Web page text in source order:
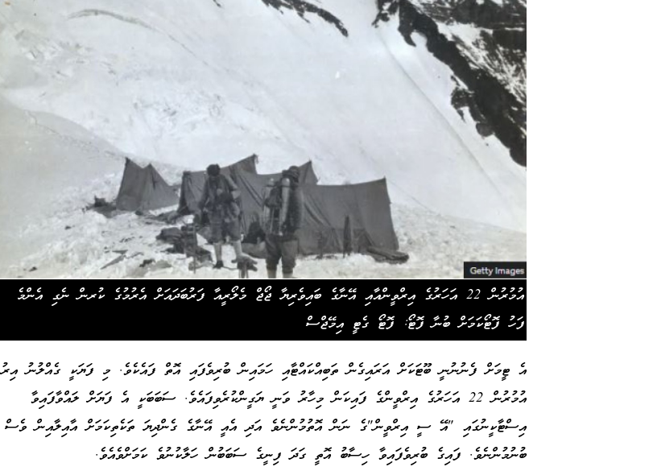
އުމުރުން 22 އަހަރުގެ އިރްވީންއާއި އޭނާގެ ބައިވެރިޔާ ޖޯޖް މެލޯރީއާ ފަރުބަދައަށް އެރުމުގެ ކުރން ނެގި އެންމެ
ފަހު ފޮޓޯކަމަށް ބުނާ ފޮޓޯ: ފޮޓޯ ގެޓީ އިމޭޖްސް
އެ ޓީމަށް ފެނުނުނީ ބޫޓަކަށް އަރައިގެން ތަބިއްކައްޓާއި ހަމައިން ބުރިވެފައި އޮތް ފައެކެވެ. މި ފަޔަކީ ގެއްލުނު އިރު
އުމުރުން 22 އަހަރުގެ އިރްވީންގެ ފައިކަން މިހާރު ވަނީ ޔަގީންކުރެވިފައެވެ. ސަބަބަކީ އެ ފަޔަށް ލައްވާފައިވާ
އިސްޓާކީނުގައި "އޭ ސީ އިރްވީން"ގެ ނަން އޮތުމުންނެވެ އަދި އެއީ އޭނާގެ ގެންދިޔަ ތަކެތިކަމަށް އާއިލާއިން ވެސް
ބުނުމުންނެވެ. ފައިގެ ބުރިވެފައިވާ ހިސާބު އޮތީ ގަދަ ފިނީގެ ސަބަބުން ހަލާކުނުވެ ކަމަށްވެއެވެ.